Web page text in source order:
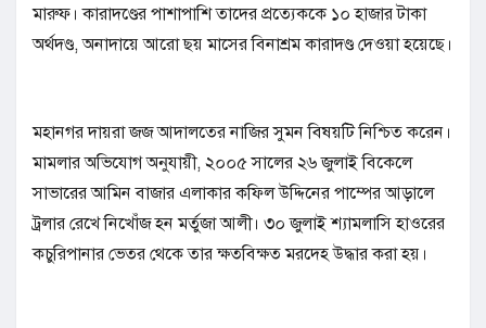
মারুফ। কারাদণ্ডের পাশাপাশি তাদের প্রত্যেককে ১০ হাজার টাকা
অর্থদণ্ড, অনাদায়ে আরো ছয় মাসের বিনাশ্রম কারাদণ্ড দেওয়া হয়েছে।
মহানগর দায়রা জজ আদালতের নাজির সুমন বিষয়টি নিশ্চিত করেন।
​মামলার অভিযোগ অনুযায়ী, ২০০৫ সালের ২৬ জুলাই বিকেলে
সাভারের আমিন বাজার এলাকার কফিল উদ্দিনের পাম্পের আড়ালে
ট্রলার রেখে নিখোঁজ হন মর্তুজা আলী। ৩০ জুলাই শ্যামলাসি হাওরের
কচুরিপানার ভেতর থেকে তার ক্ষতবিক্ষত মরদেহ উদ্ধার করা হয়।